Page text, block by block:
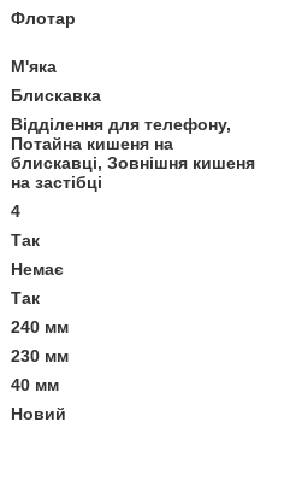
Флотар
М'яка
Блискавка
Відділення для телефону,
Потайна кишеня на
блискавці, Зовнішня кишеня
на застібці
4
Так
Немає
Так
240 мм
230 мм
40 мм
Новий